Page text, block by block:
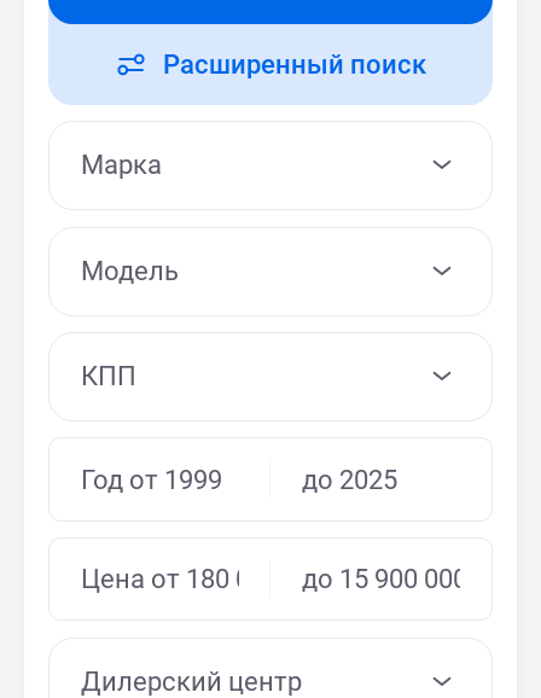
Расширенный поиск
Модель
КПП
Дилерский центр